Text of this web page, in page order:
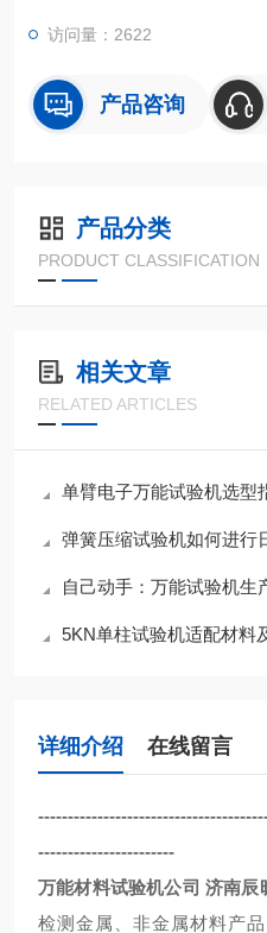
访问量：2622
产品咨询
产品分类
PRODUCT CLASSIFICATION
相关文章
RELATED ARTICLES
单臂电子万能试验机选型
弹簧压缩试验机如何进行
自己动手：万能试验机生
5KN单柱试验机适配材料
详细介绍 在线留言
-----------------------
万能材料试验机公司 济南辰
检测金属、非金属材料产